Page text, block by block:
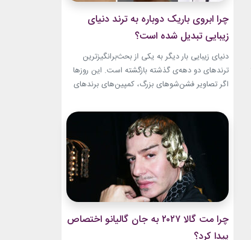
چرا ابروی باریک دوباره به ترند دنیای
زیبایی تبدیل شده است؟
دنیای زیبایی بار دیگر به یکی از بحث‌برانگیزترین
ترندهای دو دهه‌ی گذشته بازگشته است. این روزها
اگر تصاویر فشن‌شوهای بزرگ، کمپین‌های برندهای
حضور ابروی باریک مدرن را به‌وضوح خواهید دید. با
این حال، این بازگشت شباهت چندانی به ابروهای
بسیار نازک دهه ۱۹۹۰ و اوایل دهه...
چرا مت گالا ۲۰۲۷ به جان گالیانو اختصاص
پیدا کرد؟